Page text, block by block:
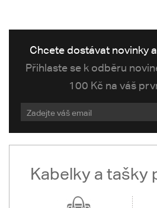
Chcete dostávat novinky
Přihlaste se k odběru
100 Kč na váš
Kabelky a tašky